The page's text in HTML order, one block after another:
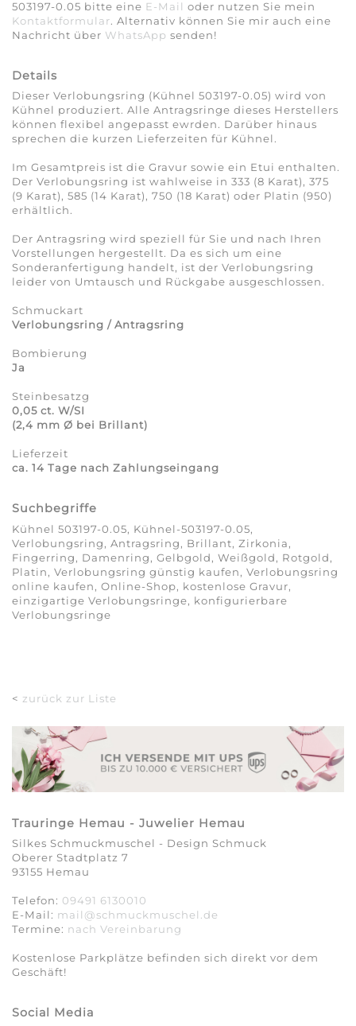
503197-0.05 bitte eine E-Mail oder nutzen Sie mein
Kontaktformular. Alternativ können Sie mir auch eine
Nachricht über WhatsApp senden!
Details
Dieser Verlobungsring (Kühnel 503197-0.05) wird von
Kühnel produziert. Alle Antragsringe dieses Herstellers
können flexibel angepasst ewrden. Darüber hinaus
sprechen die kurzen Lieferzeiten für Kühnel.
Im Gesamtpreis ist die Gravur sowie ein Etui enthalten.
Der Verlobungsring ist wahlweise in 333 (8 Karat), 375
(9 Karat), 585 (14 Karat), 750 (18 Karat) oder Platin (950)
erhältlich.
Der Antragsring wird speziell für Sie und nach Ihren
Vorstellungen hergestellt. Da es sich um eine
Sonderanfertigung handelt, ist der Verlobungsring
leider von Umtausch und Rückgabe ausgeschlossen.
Schmuckart
Verlobungsring / Antragsring
Bombierung
Ja
Steinbesatzg
0,05 ct. W/SI
(2,4 mm Ø bei Brillant)
Lieferzeit
ca. 14 Tage nach Zahlungseingang
Suchbegriffe
Kühnel 503197-0.05, Kühnel-503197-0.05,
Verlobungsring, Antragsring, Brillant, Zirkonia,
Fingerring, Damenring, Gelbgold, Weißgold, Rotgold,
Platin, Verlobungsring günstig kaufen, Verlobungsring
online kaufen, Online-Shop, kostenlose Gravur,
einzigartige Verlobungsringe, konfigurierbare
Verlobungsringe
< zurück zur Liste
Trauringe Hemau - Juwelier Hemau
Silkes Schmuckmuschel - Design Schmuck
Oberer Stadtplatz 7
93155 Hemau
Telefon: 09491 6130010
E-Mail: mail@schmuckmuschel.de
Termine: nach Vereinbarung​​​​​​​
Kostenlose Parkplätze befinden sich direkt vor dem
Geschäft!
Social Media